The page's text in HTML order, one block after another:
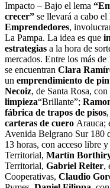
Impacto – Bajo el lema
crecer” se llevará a cabo el
Emprendedores,
La Pampa. La idea es que
estrategias a la hora de
mercados. Entre los más de
se encuentran Clara
un emprendimiento de
Necoiz, de Santa Rosa, con
limpieza“Brillante”;
fábrica de trapos de pisos
carteras de cuero Arauca;
Avenida Belgrano Sur 180
13 horas, con acceso libre
Territorial, Martín
Territorial, Gabriel Reiter,
Cooperativas, Claudio